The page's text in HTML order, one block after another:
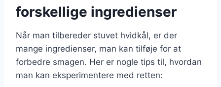
forskellige ingredienser
Når man tilbereder stuvet hvidkål, er der
mange ingredienser, man kan tilføje for at
forbedre smagen. Her er nogle tips til, hvordan
man kan eksperimentere med retten: